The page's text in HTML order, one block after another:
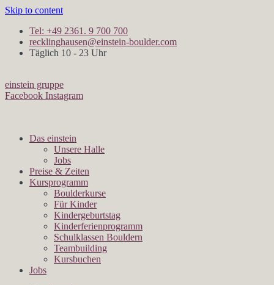
Skip to content
Tel: +49 2361. 9 700 700
recklinghausen@einstein-boulder.com
Täglich 10 - 23 Uhr
einstein gruppe
Facebook Instagram
Das einstein
Unsere Halle
Jobs
Preise & Zeiten
Kursprogramm
Boulderkurse
Für Kinder
Kindergeburtstag
Kinderferienprogramm
Schulklassen Bouldern
Teambuilding
Kursbuchen
Jobs